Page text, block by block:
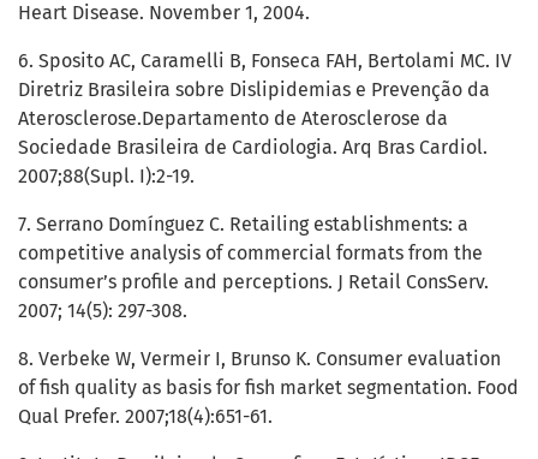
Heart Disease. November 1, 2004.
6. Sposito AC, Caramelli B, Fonseca FAH, Bertolami MC. IV
Diretriz Brasileira sobre Dislipidemias e Prevenção da
Aterosclerose.Departamento de Aterosclerose da
Sociedade Brasileira de Cardiologia. Arq Bras Cardiol.
2007;88(Supl. I):2-19.
7. Serrano Domínguez C. Retailing establishments: a
competitive analysis of commercial formats from the
consumer’s profile and perceptions. J Retail ConsServ.
2007; 14(5): 297-308.
8. Verbeke W, Vermeir I, Brunso K. Consumer evaluation
of fish quality as basis for fish market segmentation. Food
Qual Prefer. 2007;18(4):651-61.